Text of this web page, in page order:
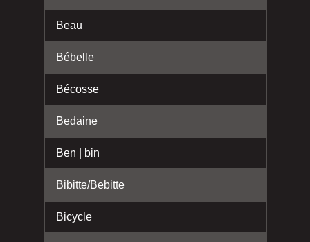
Beau
Bébelle
Bécosse
Bedaine
Ben | bin
Bibitte/Bebitte
Bicycle